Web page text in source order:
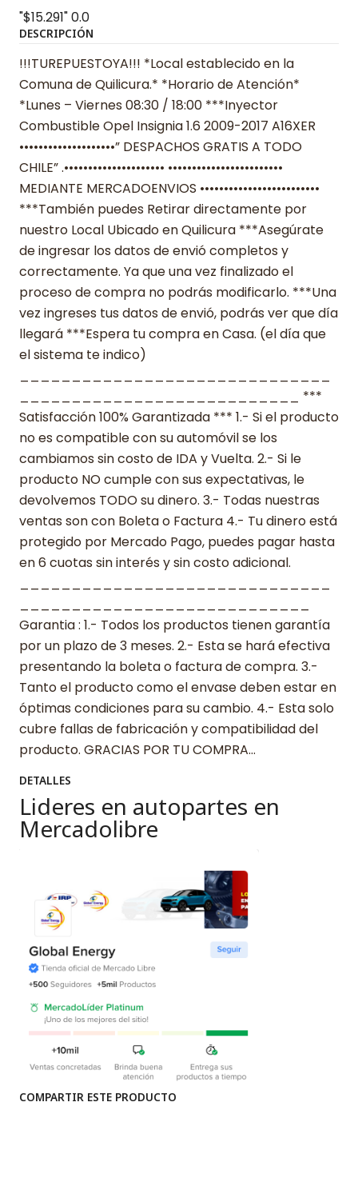
"$15.291"0.0
DESCRIPCIÓN
!!!TUREPUESTOYA!!! *Local establecido en la
Comuna de Quilicura.* *Horario de Atención*
*Lunes – Viernes 08:30 / 18:00 ***Inyector
Combustible Opel Insignia 1.6 2009-2017 A16XER
••••••••••••••••••••” DESPACHOS GRATIS A TODO
CHILE” .••••••••••••••••••••• ••••••••••••••••••••••••
MEDIANTE MERCADOENVIOS •••••••••••••••••••••••••
***También puedes Retirar directamente por
nuestro Local Ubicado en Quilicura ***Asegúrate
de ingresar los datos de envió completos y
correctamente. Ya que una vez finalizado el
proceso de compra no podrás modificarlo. ***Una
vez ingreses tus datos de envió, podrás ver que día
llegará ***Espera tu compra en Casa. (el día que
el sistema te indico)
___________________________ ***
Satisfacción 100% Garantizada *** 1.- Si el producto
no es compatible con su automóvil se los
cambiamos sin costo de IDA y Vuelta. 2.- Si le
producto NO cumple con sus expectativas, le
devolvemos TODO su dinero. 3.- Todas nuestras
ventas son con Boleta o Factura 4.- Tu dinero está
protegido por Mercado Pago, puedes pagar hasta
en 6 cuotas sin interés y sin costo adicional.
Garantia : 1.- Todos los productos tienen garantía
por un plazo de 3 meses. 2.- Esta se hará efectiva
presentando la boleta o factura de compra. 3.-
Tanto el producto como el envase deben estar en
óptimas condiciones para su cambio. 4.- Esta solo
cubre fallas de fabricación y compatibilidad del
producto. GRACIAS POR TU COMPRA…
DETALLES
Lideres en autopartes en
Mercadolibre
COMPARTIR ESTE PRODUCTO